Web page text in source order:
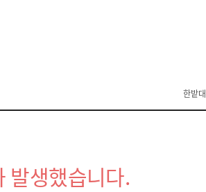
발생했습니다.
한밭